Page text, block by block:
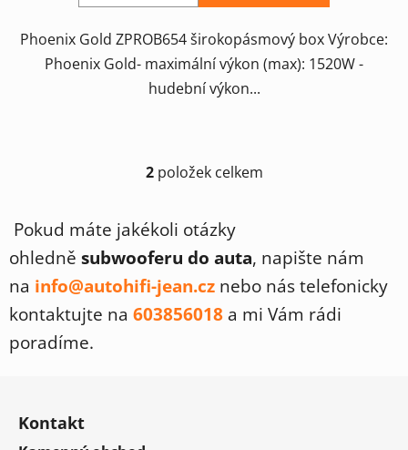
Phoenix Gold ZPROB654 širokopásmový box Výrobce:
Phoenix Gold- maximální výkon (max): 1520W -
hudební výkon...
O
l
á
d
a
c
í
2položek celkem
Pokud máte jakékoli otázky
ohledně subwooferu do auta, napište nám
na info@autohifi-jean.cz nebo nás telefonicky
kontaktujte na 603856018 a mi Vám rádi
poradíme.
Kontakt